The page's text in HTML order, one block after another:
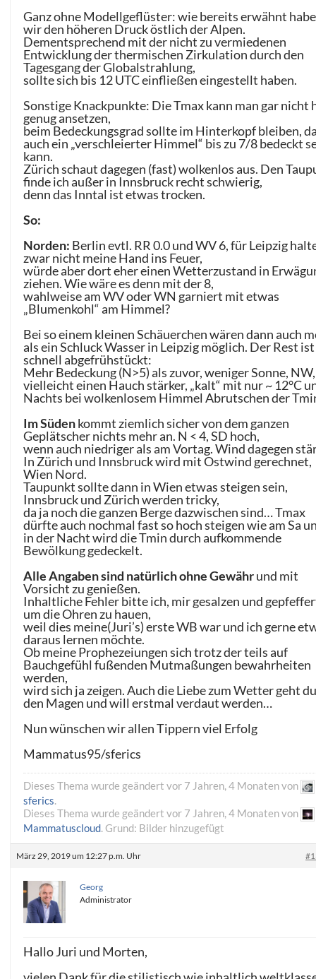
Ganz ohne Modellgeflüster: wie bereits erwähnt
wir den höheren Druck östlich der Alpen.
Dementsprechend mit der nicht zu vermiedenen
Entwicklung der thermischen Zirkulation durch den
Tagesgang der Globalstrahlung,
sollte sich bis 12 UTC einfließen eingestellt haben.
Sonstige Knackpunkte: Die Tmax kann man gar nicht
genug ansetzen,
beim Bedeckungsgrad sollte im Hinterkopf bleiben,
auch ein „verschleierter Himmel“ bis zu 7/8 bedeckt
kann.
Zürich schaut dagegen (fast) wolkenlos aus. Den
finde ich außer in Innsbruck recht schwierig,
denn das Inntal ist etwas trocken.
So:
Norden: Berlin evtl. RR 0.0 und WV 6, für Leipzig
zwar nicht meine Hand ins Feuer,
würde aber dort eher einen Wetterzustand in
ziehen. Wie wäre es denn mit der 8,
wahlweise am WV oder WN garniert mit etwas
„Blumenkohl“ am Himmel?
Bei so einem kleinen Schäuerchen wären dann auch
als ein Schluck Wasser in Leipzig möglich. Der Rest ist
schnell abgefrühstückt:
Mehr Bedeckung (N>5) als zuvor, weniger Sonne, NW,
vielleicht einen Hauch stärker, „kalt“ mit nur ~ 12°C
Nachts bei wolkenlosem Himmel Abrutschen der
Im Südenkommt ziemlich sicher von dem ganzen
Geplätscher nichts mehr an. N < 4, SD hoch,
wenn auch niedriger als am Vortag. Wind dagegen
In Zürich und Innsbruck wird mit Ostwind gerechnet,
Wien Nord.
Taupunkt sollte dann in Wien etwas steigen sein,
Innsbruck und Zürich werden tricky,
da ja noch die ganzen Berge dazwischen sind… Tmax
dürfte auch nochmal fast so hoch steigen wie am Sa
in der Nacht wird die Tmin durch aufkommende
Bewölkung gedeckelt.
Alle Angaben sind natürlich ohne Gewährund mit
Vorsicht zu genießen.
Inhaltliche Fehler bitte ich, mir gesalzen und
um die Ohren zu hauen,
weil dies meine(Juri’s) erste WB war und ich gerne
daraus lernen möchte.
Ob meine Prophezeiungen sich trotz der teils auf
Bauchgefühl fußenden Mutmaßungen bewahrheiten
werden,
wird sich ja zeigen. Auch die Liebe zum Wetter geht
den Magen und will erstmal verdaut werden…
Nun wünschen wir allen Tippern viel Erfolg
Mammatus95/sferics
Dieses Thema wurde geändert vor 7 Jahren, 4 Monaten von
sferics.
Dieses Thema wurde geändert vor 7 Jahren, 4 Monaten von
Mammatuscloud. Grund: Bilder hinzugefügt
März 29, 2019 um 12:27 p.m. Uhr
Georg
Administrator
Hallo Juri und Morten,